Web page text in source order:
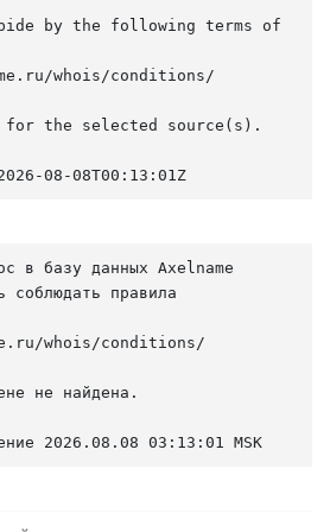
by the following terms of
whois/conditions/
for the selected source(s).
08-08T00:13:01Z
в базу данных Axelname
соблюдать правила
whois/conditions/
не найдена.
2026.08.08 03:13:01 MSK